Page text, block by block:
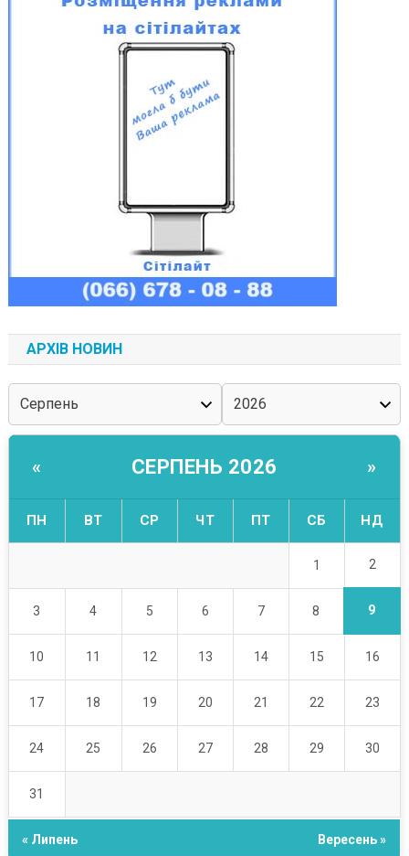
АРХІВ НОВИН
« СЕРПЕНЬ 2026 »
ПН ВТ СР ЧТ ПТ СБ НД
1 2
3 4 5 6 7 8 9
10 11 12 13 14 15 16
17 18 19 20 21 22 23
24 25 26 27 28 29 30
31
« Липень Вересень »